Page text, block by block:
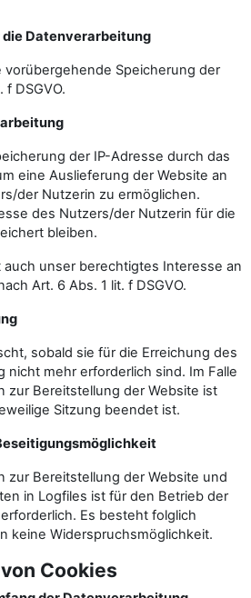
Datenverarbeitung
vorübergehende Speicherung der
f DSGVO.
der IP-Adresse durch das
eine Auslieferung der Website an
der Nutzerin zu ermöglichen.
des Nutzers/der Nutzerin für die
bleiben.
unser berechtigtes Interesse an
Art. 6 Abs. 1 lit. f DSGVO.
sobald sie für die Erreichung des
nicht mehr erforderlich sind. Im Falle
zur Bereitstellung der Website ist
Sitzung beendet ist.
zur Bereitstellung der Website und
in Logfiles ist für den Betrieb der
Es besteht folglich
keine Widerspruchsmöglichkeit.
Cookies